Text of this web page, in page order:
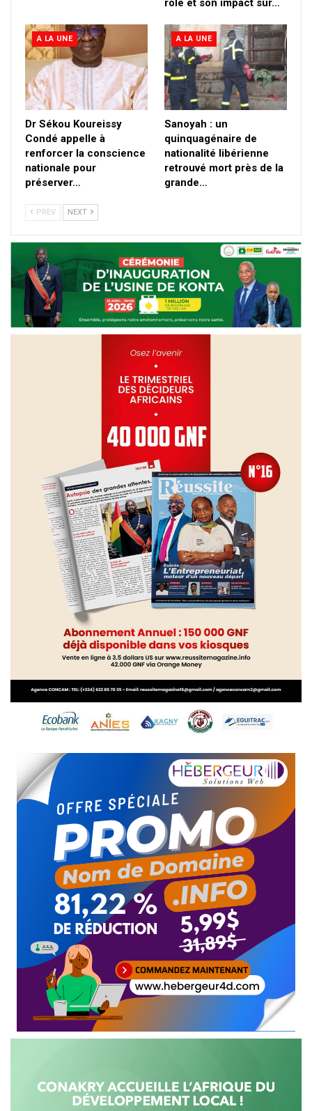
A LA UNE
Dr Sékou Koureissy
Condé appelle à
renforcer la conscience
nationale pour
préserver…
A LA UNE
Sanoyah : un
quinquagénaire de
nationalité libérienne
retrouvé mort près de la
grande…
PREV NEXT